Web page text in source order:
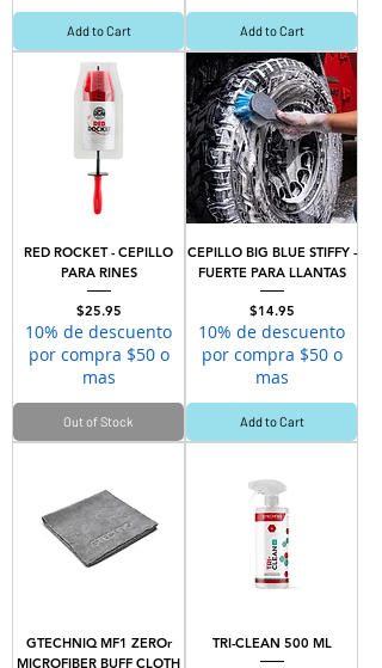
Add to Cart Add to Cart
RED ROCKET - CEPILLO
PARA RINES
Price
$25.95
10% de descuento
por compra $50 o
mas
Out of Stock
CEPILLO BIG BLUE STIFFY -
FUERTE PARA LLANTAS
Price
$14.95
10% de descuento
por compra $50 o
mas
Add to Cart
GTECHNIQ MF1 ZEROr
MICROFIBER BUFF CLOTH
TRI-CLEAN 500 ML